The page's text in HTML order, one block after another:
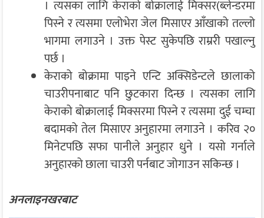
। त्यसका लागि केराको बोक्रालाई मिक्सर(ब्लेन्डरमा
पिस्ने र त्यसमा एलोभेरा जेल मिसाएर आँखाको तल्लो
भागमा लगाउने । उक्त पेस्ट सुकेपछि राम्ररी पखाल्नु
पर्छ ।
केराको बोक्रामा पाइने एन्टि अक्सिडेन्टले छालाको
चाउरीपनाबाट पनि छुटकारा दिन्छ । त्यसका लागि
केराको बोक्रालाई मिक्सरमा पिस्ने र त्यसमा दुई चम्चा
बदामको तेल मिसाएर अनुहारमा लगाउने । करिव २०
मिनेटपछि सफा पानीले अनुहार धुने । यसो गर्नाले
अनुहारको छाला चाउरी पर्नबाट जोगाउन सकिन्छ ।
अनलाइनखरबाट